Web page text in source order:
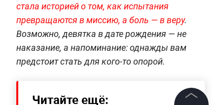
стала историей о том, как испытания
превращаются в миссию, а боль — в веру.
Возможно, девятка в дате рождения — не
наказание, а напоминание: однажды вам
предстоит стать для кого-то опорой.
Читайте ещё: